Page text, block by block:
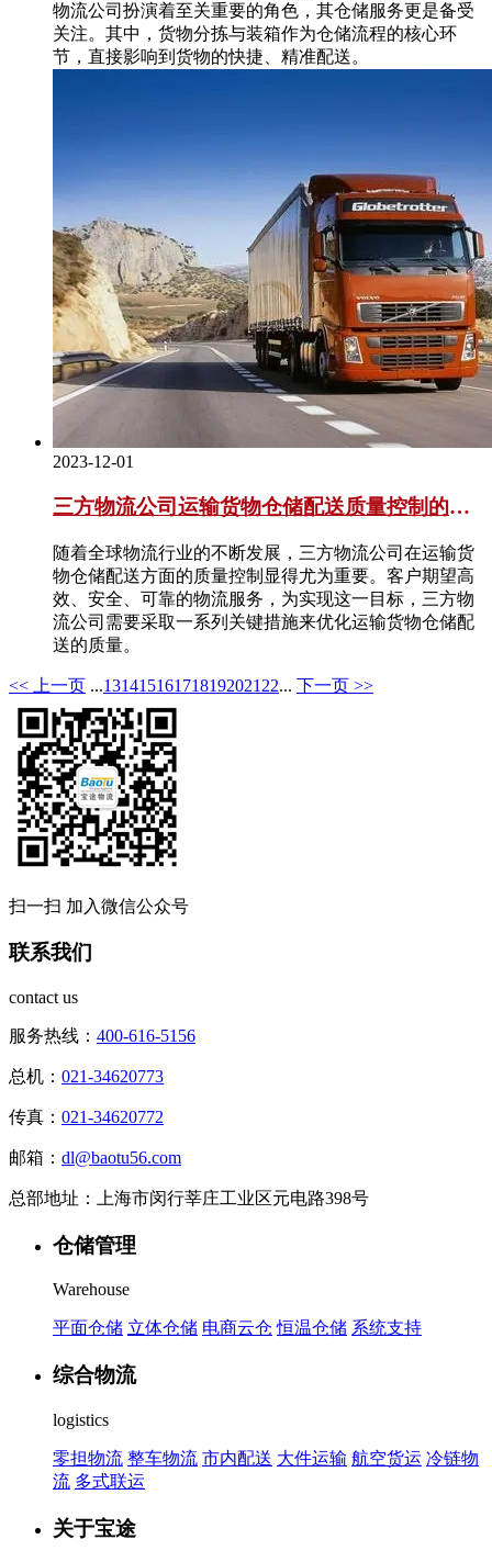
物流公司扮演着至关重要的角色，其仓储服务更是备受
关注。其中，货物分拣与装箱作为仓储流程的核心环
节，直接影响到货物的快捷、精准配送。
2023-12-01
三方物流公司运输货物仓储配送质量控制的关
随着全球物流行业的不断发展，三方物流公司在运输货
物仓储配送方面的质量控制显得尤为重要。客户期望高
效、安全、可靠的物流服务，为实现这一目标，三方物
流公司需要采取一系列关键措施来优化运输货物仓储配
送的质量。
<< 上一页 ...131415161718192021 22... 下一页 >>
扫一扫 加入微信公众号
联系我们
contact us
服务热线： 400-616-5156
总机： 021-34620773
传真： 021-34620772
邮箱： dl@baotu56.com
总部地址：上海市闵行莘庄工业区元电路398号
仓储管理
Warehouse
平面仓储 立体仓储 电商云仓 恒温仓储 系统支持
综合物流
logistics
零担物流 整车物流 市内配送 大件运输 航空货运 冷链物
流 多式联运
关于宝途